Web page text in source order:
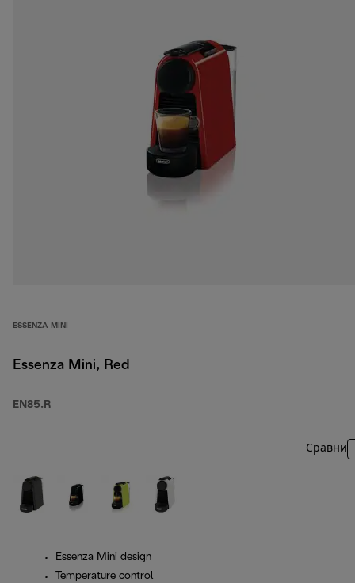
ESSENZA MINI
Essenza Mini, Red
EN85.R
Сравни
Essenza Mini design
Temperature control